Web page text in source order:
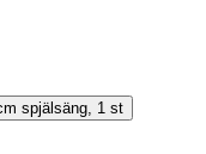
spjälsäng, 1 st